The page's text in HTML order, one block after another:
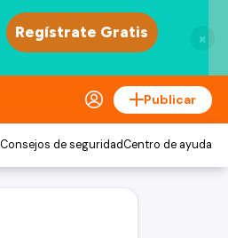
×
Publicar
Consejos de seguridadCentro de ayuda